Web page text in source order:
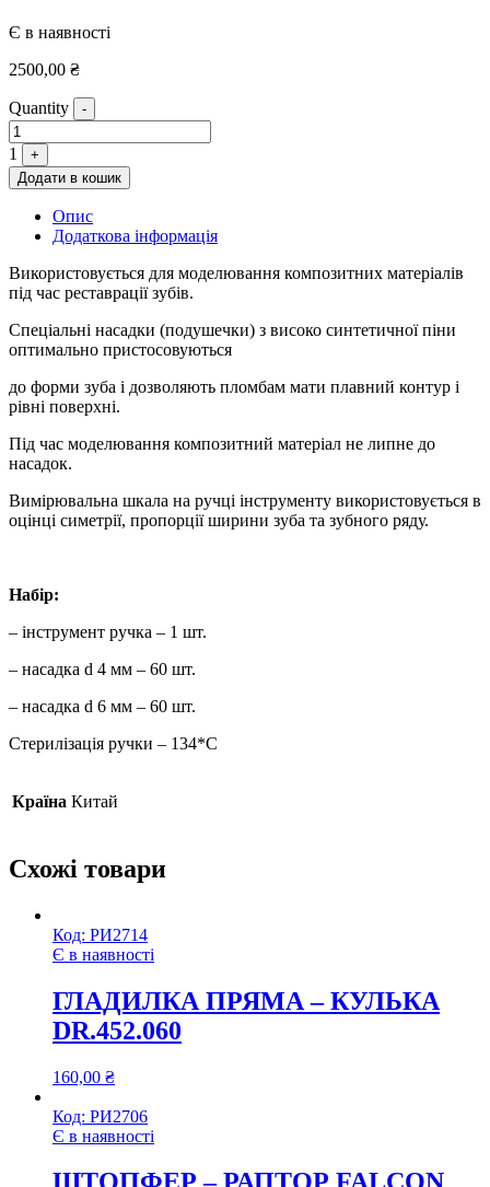
Є в наявності
2500,00 ₴
Quantity -
1
+
Додати в кошик
Опис
Додаткова інформація
Використовується для моделювання композитних матеріалів
під час реставрації зубів.
Спеціальні насадки (подушечки) з високо синтетичної піни
оптимально пристосовуються
до форми зуба і дозволяють пломбам мати плавний контур і
рівні поверхні.
Під час моделювання композитний матеріал не липне до
насадок.
Вимірювальна шкала на ручці інструменту використовується в
оцінці симетрії, пропорції ширини зуба та зубного ряду.
Набір:
– інструмент ручка – 1 шт.
– насадка d 4 мм – 60 шт.
– насадка d 6 мм – 60 шт.
Стерилізація ручки – 134*C
Країна Китай
Схожі товари
Код: РИ2714
Є в наявності
ГЛАДИЛКА ПРЯМА – КУЛЬКА
DR.452.060
160,00 ₴
Код: РИ2706
Є в наявності